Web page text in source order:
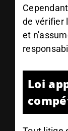
de vérifier
et
Loi